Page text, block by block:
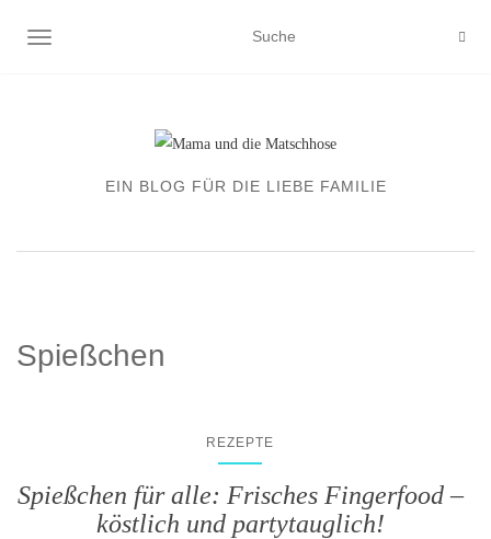
NAVIGATION EIN-/AUSSCHALTEN
EIN BLOG FÜR DIE LIEBE FAMILIE
Spießchen
REZEPTE
Spießchen für alle: Frisches Fingerfood –
köstlich und partytauglich!